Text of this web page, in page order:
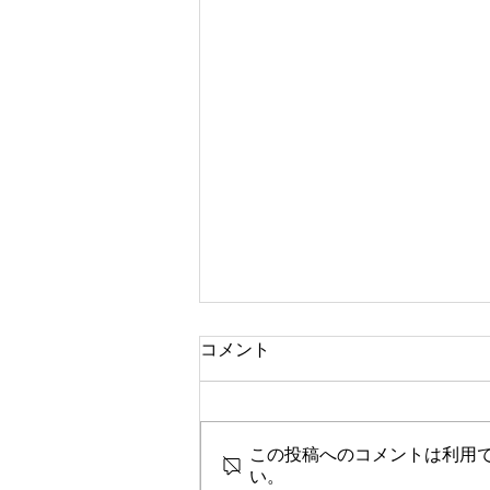
1月の予定
コメント
この投稿へのコメントは利用
い。